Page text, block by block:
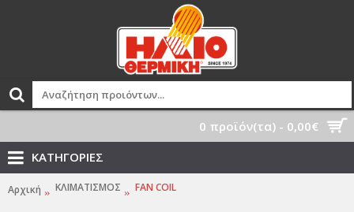
0 προϊόν(τα) - 0,00€
ΚΑΤΗΓΟΡΙΕΣ
Αρχική ΚΛΙΜΑΤΙΣΜΟΣ FAN COIL